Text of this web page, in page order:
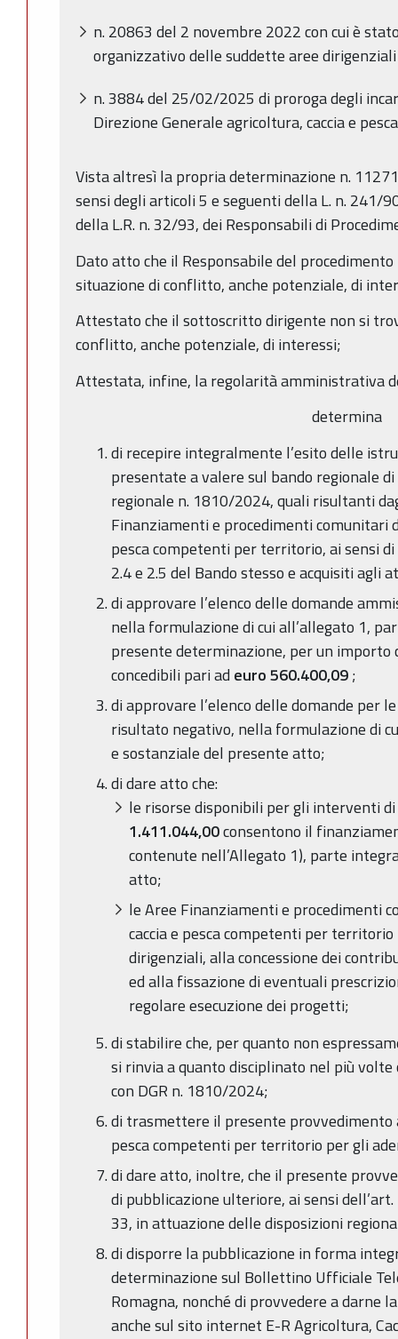
n. 20863 del 2 novembre 2022 con cui è
organizzativo delle suddette aree
n. 3884 del 25/02/2025 di proroga degli
Direzione Generale agricoltura, caccia e
Vista altresì la propria determinazione n.
sensi degli articoli 5 e seguenti della L. n. 241/
della L.R. n. 32/93, dei Responsabili di
Dato atto che il Responsabile del
situazione di conflitto, anche potenziale, di
Attestato che il sottoscritto dirigente non si
conflitto, anche potenziale, di interessi;
Attestata, infine, la regolarità amministrativa
determina
di recepire integralmente l’esito delle
presentate a valere sul bando regionale
regionale n. 1810/2024, quali risultanti
Finanziamenti e procedimenti comunitari
pescacompetenti per territorio, ai sensi
2.4 e 2.5 del Bando stesso e acquisiti agli
di approvare l’elenco delle domande
nella formulazione di cui all’allegato 1,
presente determinazione, per un importo
concedibili pari ad euro560.400,09;
di approvare l’elenco delle domande per
risultato negativo, nella formulazione di
e sostanziale del presente atto;
di dare atto che:
le risorse disponibili per gli interventi
1.411.044,00consentono il
contenute nell’Allegato 1), parte
atto;
leAree Finanziamenti e procedimenti
caccia e pescacompetenti per territorio
dirigenziali, alla concessione dei
ed alla fissazione di eventuali
regolare esecuzione dei progetti;
di stabilire che, per quanto non
si rinvia a quanto disciplinato nel più
con DGR n. 1810/2024;
di trasmettere il presente provvedimento
pesca competenti per territorio per gli
di dare atto, inoltre, che il presente
di pubblicazione ulteriore, ai sensi
33, in attuazione delle disposizioni
di disporre la pubblicazione in forma
determinazione sul Bollettino Ufficiale
Romagna, nonché di provvedere a darne
anche sul sito internet E-R Agricoltura,